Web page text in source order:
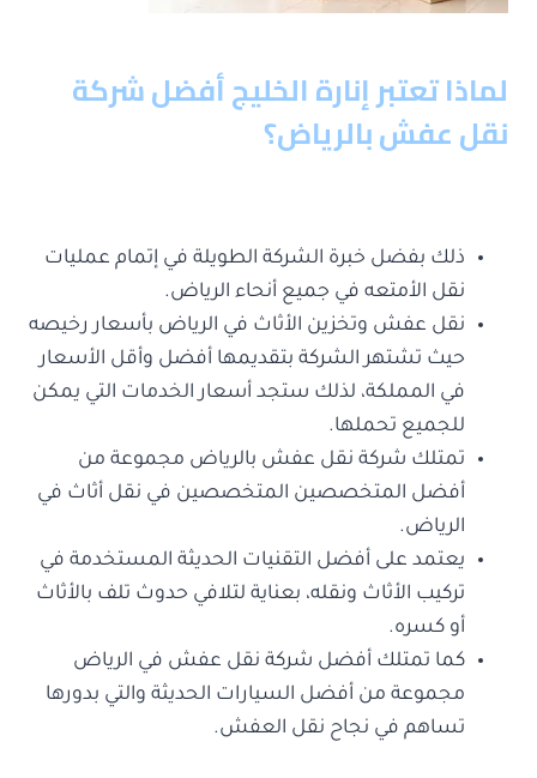
لماذا تعتبر إنارة الخليج أفضل شركة
نقل عفش بالرياض؟
ذلك بفضل خبرة الشركة الطويلة في إتمام عمليات
نقل الأمتعه في جميع أنحاء الرياض.
نقل عفش وتخزين الأثاث في الرياض بأسعار رخيصه
حيث تشتهر الشركة بتقديمها أفضل وأقل الأسعار
في المملكة، لذلك ستجد أسعار الخدمات التي يمكن
للجميع تحملها.
تمتلك شركة نقل عفش بالرياض مجموعة من
أفضل المتخصصين المتخصصين في نقل أثاث في
الرياض.
يعتمد على أفضل التقنيات الحديثة المستخدمة في
تركيب الأثاث ونقله، بعناية لتلافي حدوث تلف بالأثاث
أو كسره.
كما تمتلك أفضل شركة نقل عفش في الرياض
مجموعة من أفضل السيارات الحديثة والتي بدورها
تساهم في نجاح نقل العفش.